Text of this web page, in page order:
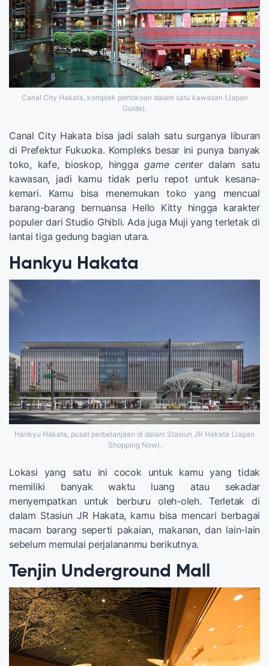
Canal City Hakata, komplek pertokoan dalam satu kawasan (Japan
Guide).
Canal City Hakata bisa jadi salah satu surganya liburan
di Prefektur Fukuoka. Kompleks besar ini punya banyak
toko, kafe, bioskop, hinggagame centerdalam satu
kawasan, jadi kamu tidak perlu repot untuk kesana-
kemari. Kamu bisa menemukan toko yang mencual
barang-barang bernuansa Hello Kitty hingga karakter
populer dari Studio Ghibli. Ada juga Muji yang terletak di
lantai tiga gedung bagian utara.
Hankyu Hakata
Hankyu Hakata, pusat perbelanjaan di dalam Stasiun JR Hakata (Japan
Shopping Now).
Lokasi yang satu ini cocok untuk kamu yang tidak
memiliki banyak waktu luang atau sekadar
menyempatkan untuk berburu oleh-oleh. Terletak di
dalam Stasiun JR Hakata, kamu bisa mencari berbagai
macam barang seperti pakaian, makanan, dan lain-lain
sebelum memulai perjalananmu berikutnya.
Tenjin Underground Mall